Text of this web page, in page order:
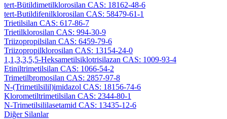
tert-Bütildimetilklorosilan CAS: 18162-48-6
tert-Butildifenilklorosilan CAS: 58479-61-1
Trietilsilan CAS: 617-86-7
Trietilklorosilan CAS: 994-30-9
Triizopropilsilan CAS: 6459-79-6
Triizopropilklorosilan CAS: 13154-24-0
1,1,3,3,5,5-Heksametilsiklotrisilazan CAS: 1009-93-4
Etiniltrimetilsilan CAS: 1066-54-2
Trimetilbromosilan CAS: 2857-97-8
N-(Trimetilsilil)imidazol CAS: 18156-74-6
Klorometiltrimetilsilan CAS: 2344-80-1
N-Trimetilsililasetamid CAS: 13435-12-6
Diğer Silanlar